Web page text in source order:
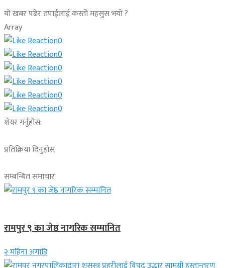
यो खबर पढेर तपाईलाई कस्तो महसुस भयो ?
Array
0
0
0
0
0
0
शेयर गर्नुहोस:
प्रतिक्रिया दिनुहोस
सम्बन्धित समाचार
रामपुर ९ का जेष्ठ नागरिक सम्मानित
२ महिना अगाडि